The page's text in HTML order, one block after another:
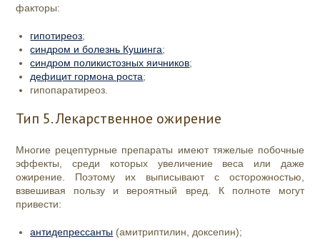
факторы:
гипотиреоз;
синдром и болезнь Кушинга;
синдром поликистозных яичников;
дефицит гормона роста;
гипопаратиреоз.
Тип 5. Лекарственное ожирение
Многие рецептурные препараты имеют тяжелые побочные
эффекты, среди которых увеличение веса или даже
ожирение. Поэтому их выписывают с осторожностью,
взвешивая пользу и вероятный вред. К полноте могут
привести:
антидепрессанты (амитриптилин, доксепин);